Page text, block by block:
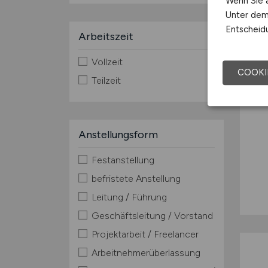
Arbeitszeit
Vollzeit
Teilzeit
Anstellungsform
Festanstellung
befristete Anstellung
Leitung / Führung
Geschäftsleitung / Vorstand
Projektarbeit / Freelancer
Arbeitnehmerüberlassung
Unter